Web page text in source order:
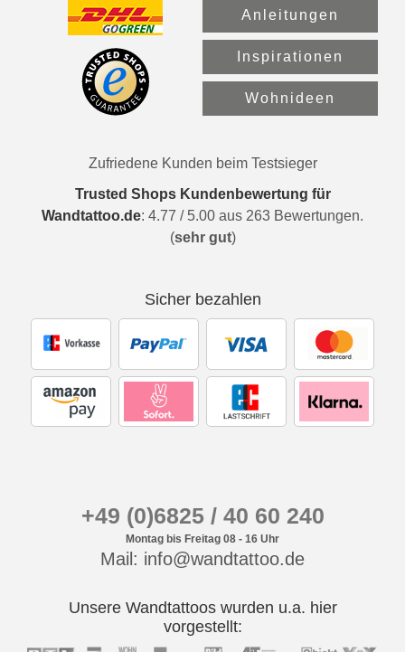
Anleitungen
Inspirationen
Wohnideen
Zufriedene Kunden beim Testsieger
Trusted Shops Kundenbewertung für
Wandtattoo.de: 4.77 / 5.00 aus 263 Bewertungen.
(sehr gut)
Sicher bezahlen
+49 (0)6825 / 40 60 240
Montag bis Freitag 08 - 16 Uhr
Mail: info@wandtattoo.de
Unsere Wandtattoos wurden u.a. hier
vorgestellt: